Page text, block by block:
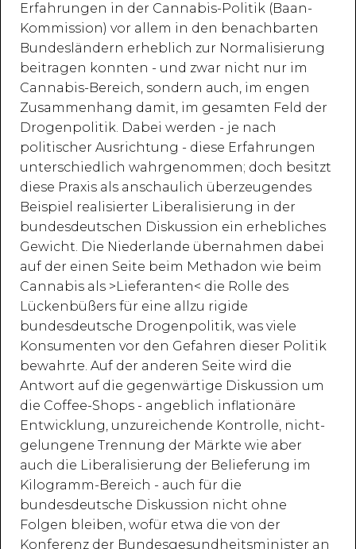
Erfahrungen in der Cannabis-Politik (Baan-
Kommission) vor allem in den benachbarten
Bundesländern erheblich zur Normalisierung
beitragen konnten - und zwar nicht nur im
Cannabis-Bereich, sondern auch, im engen
Zusammenhang damit, im gesamten Feld der
Drogenpolitik. Dabei werden - je nach
politischer Ausrichtung - diese Erfahrungen
unterschiedlich wahrgenommen; doch besitzt
diese Praxis als anschaulich überzeugendes
Beispiel realisierter Liberalisierung in der
bundesdeutschen Diskussion ein erhebliches
Gewicht. Die Niederlande übernahmen dabei
auf der einen Seite beim Methadon wie beim
Cannabis als >Lieferanten< die Rolle des
Lückenbüßers für eine allzu rigide
bundesdeutsche Drogenpolitik, was viele
Konsumenten vor den Gefahren dieser Politik
bewahrte. Auf der anderen Seite wird die
Antwort auf die gegenwärtige Diskussion um
die Coffee-Shops - angeblich inflationäre
Entwicklung, unzureichende Kontrolle, nicht-
gelungene Trennung der Märkte wie aber
auch die Liberalisierung der Belieferung im
Kilogramm-Bereich - auch für die
bundesdeutsche Diskussion nicht ohne
Folgen bleiben, wofür etwa die von der
Konferenz der Bundesgesundheitsminister an